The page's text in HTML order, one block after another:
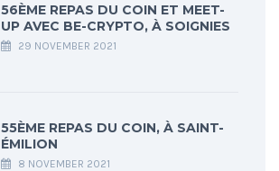
56ÈME REPAS DU COIN ET MEET-
UP AVEC BE-CRYPTO, À SOIGNIES
29 NOVEMBER 2021
55ÈME REPAS DU COIN, À SAINT-
ÉMILION
8 NOVEMBER 2021